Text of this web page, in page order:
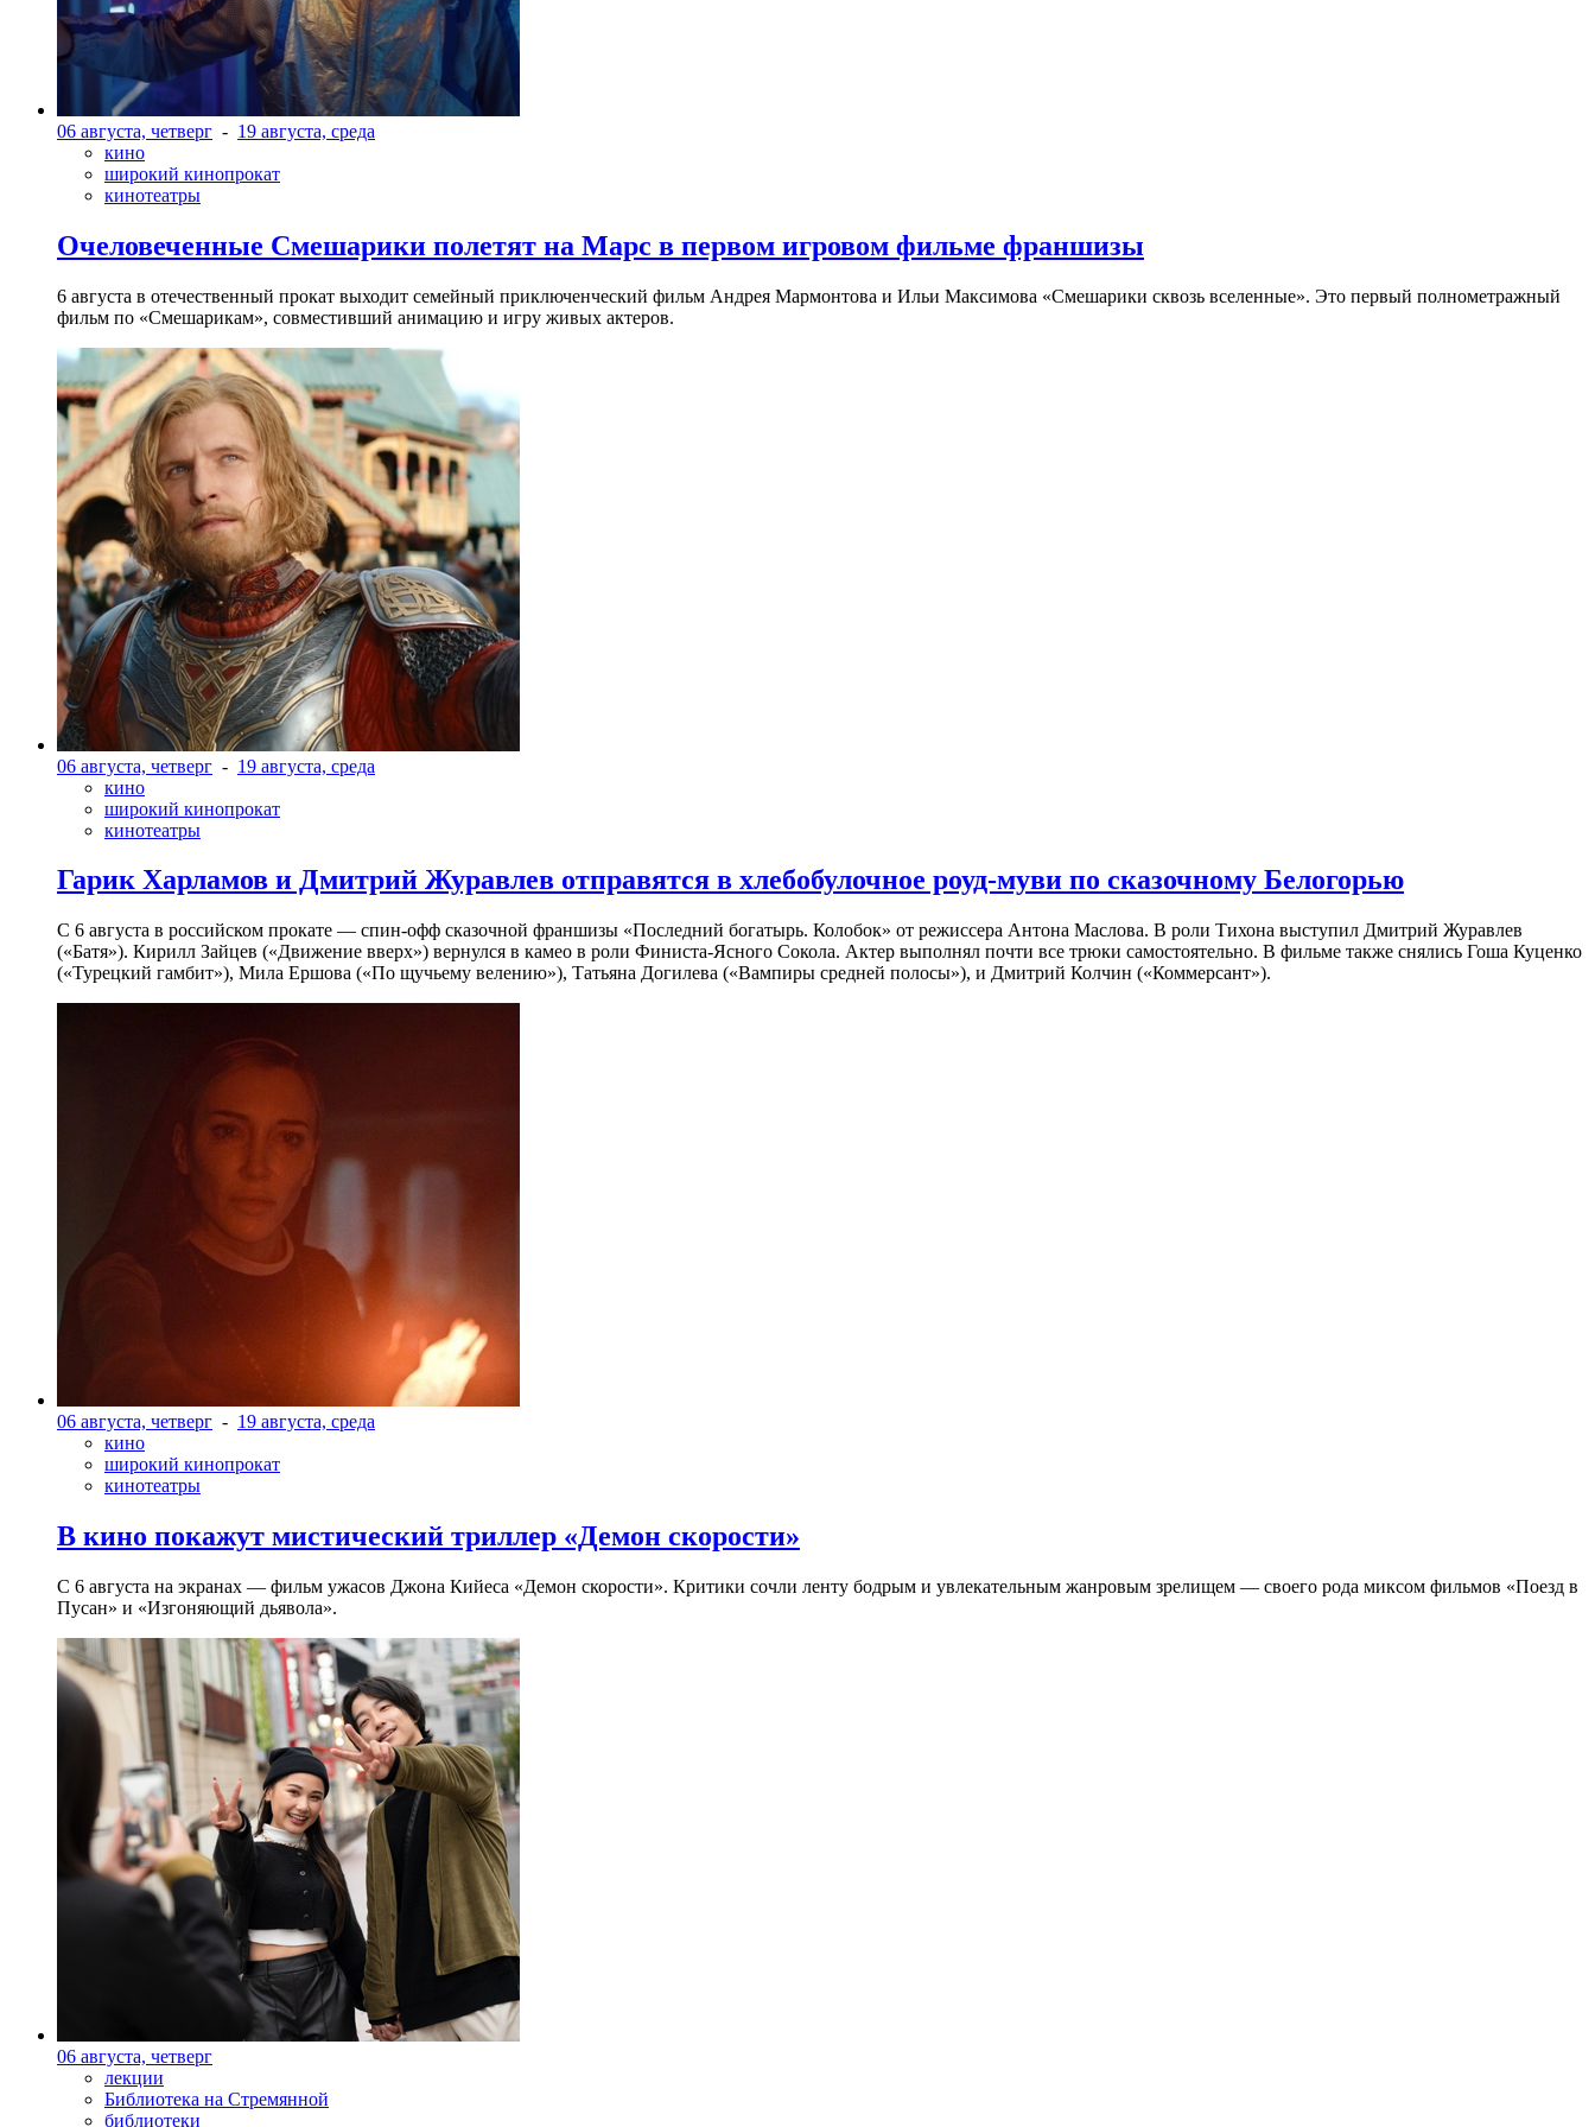
06 августа, четверг - 19 августа, среда
кино
широкий кинопрокат
кинотеатры
Очеловеченные Смешарики полетят на Марс в первом игровом фильме франшизы
6 августа в отечественный прокат выходит семейный приключенческий фильм Андрея Мармонтова и Ильи Максимова «Смешарики сквозь вселенные». Это первый полнометражный
фильм по «Смешарикам», совместивший анимацию и игру живых актеров.
06 августа, четверг - 19 августа, среда
кино
широкий кинопрокат
кинотеатры
Гарик Харламов и Дмитрий Журавлев отправятся в хлебобулочное роуд-муви по сказочному Белогорью
С 6 августа в российском прокате — спин-офф сказочной франшизы «Последний богатырь. Колобок» от режиссера Антона Маслова. В роли Тихона выступил Дмитрий Журавлев
(«Батя»). Кирилл Зайцев («Движение вверх») вернулся в камео в роли Финиста-Ясного Сокола. Актер выполнял почти все трюки самостоятельно. В фильме также снялись Гоша Куценко
(«Турецкий гамбит»), Мила Ершова («По щучьему велению»), Татьяна Догилева («Вампиры средней полосы»), и Дмитрий Колчин («Коммерсант»).
06 августа, четверг - 19 августа, среда
кино
широкий кинопрокат
кинотеатры
В кино покажут мистический триллер «Демон скорости»
С 6 августа на экранах — фильм ужасов Джона Кийеса «Демон скорости». Критики сочли ленту бодрым и увлекательным жанровым зрелищeм — своего рода миксом фильмов «Поезд в
Пусан» и «Изгоняющий дьявола».
06 августа, четверг
лекции
Библиотека на Стремянной
библиотеки